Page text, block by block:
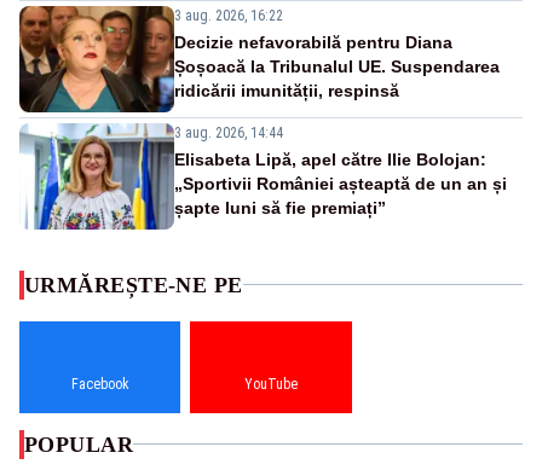
3 aug. 2026, 16:22
Decizie nefavorabilă pentru Diana
Șoșoacă la Tribunalul UE. Suspendarea
ridicării imunității, respinsă
3 aug. 2026, 14:44
Elisabeta Lipă, apel către Ilie Bolojan:
„Sportivii României așteaptă de un an și
șapte luni să fie premiați”
URMĂREȘTE-NE PE
Facebook YouTube
POPULAR